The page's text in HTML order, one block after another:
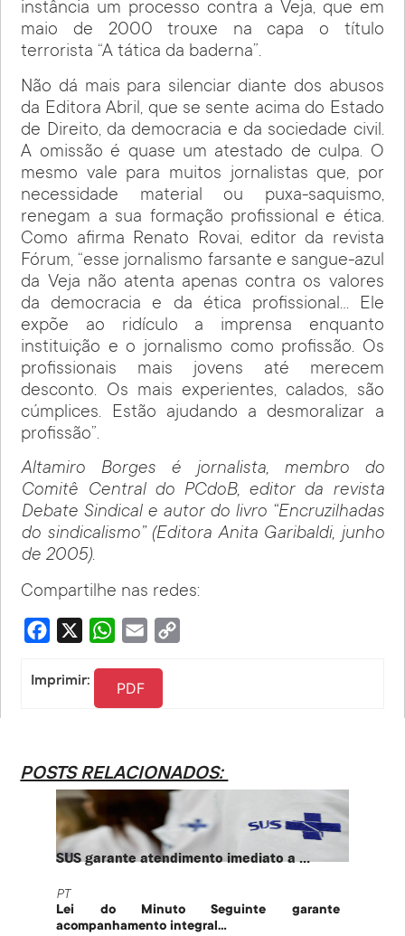
instância um processo contra a Veja, que em
maio de 2000 trouxe na capa o título
terrorista “A tática da baderna”.
Não dá mais para silenciar diante dos abusos
da Editora Abril, que se sente acima do Estado
de Direito, da democracia e da sociedade civil.
A omissão é quase um atestado de culpa. O
mesmo vale para muitos jornalistas que, por
necessidade material ou puxa-saquismo,
renegam a sua formação profissional e ética.
Como afirma Renato Rovai, editor da revista
Fórum, “esse jornalismo farsante e sangue-azul
da Veja não atenta apenas contra os valores
da democracia e da ética profissional… Ele
expõe ao ridículo a imprensa enquanto
instituição e o jornalismo como profissão. Os
profissionais mais jovens até merecem
desconto. Os mais experientes, calados, são
cúmplices. Estão ajudando a desmoralizar a
profissão”.
Altamiro Borges é jornalista, membro do
Comitê Central do PCdoB, editor da revista
Debate Sindical e autor do livro “Encruzilhadas
do sindicalismo” (Editora Anita Garibaldi, junho
de 2005).
Compartilhe nas redes:
Facebook WhatsApp
Email
Imprimir: PDF
POSTS RELACIONADOS:
SUS garante atendimento imediato a ...
PT
Lei do Minuto Seguinte garante
acompanhamento integral...